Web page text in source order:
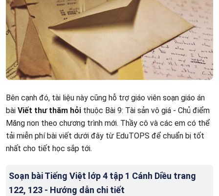
Bên cạnh đó, tài liệu này cũng hỗ trợ giáo viên soạn giáo án
bài Viết thư thăm hỏi thuộc Bài 9: Tài sản vô giá - Chủ điểm
Măng non theo chương trình mới. Thầy cô và các em có thể
tải miễn phí bài viết dưới đây từ EduTOPS để chuẩn bị tốt
nhất cho tiết học sắp tới.
Soạn bài Tiếng Việt lớp 4 tập 1 Cánh Diều trang
122, 123 - Hướng dẫn chi tiết